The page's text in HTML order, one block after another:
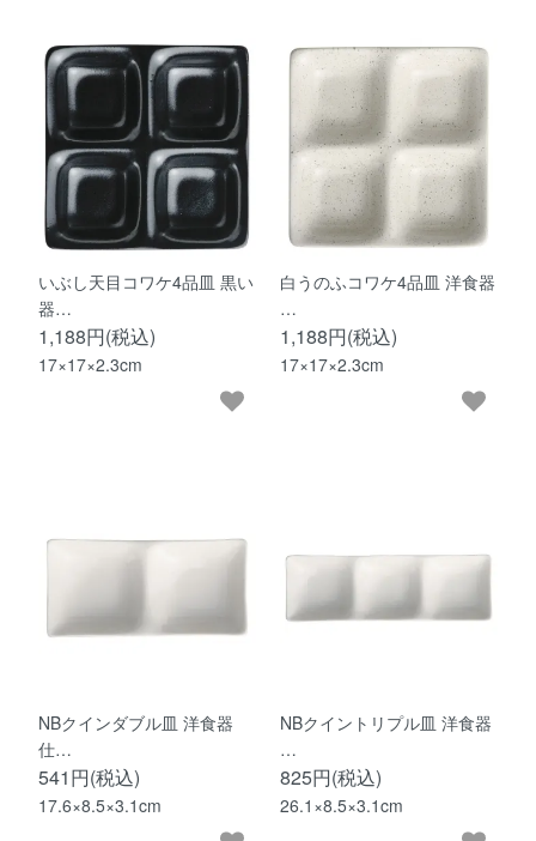
いぶし天目コワケ4品皿 黒い
器…
1,188円(税込)
17×17×2.3cm
白うのふコワケ4品皿 洋食器
…
1,188円(税込)
17×17×2.3cm
NBクインダブル皿 洋食器
仕…
541円(税込)
17.6×8.5×3.1cm
NBクイントリプル皿 洋食器
…
825円(税込)
26.1×8.5×3.1cm